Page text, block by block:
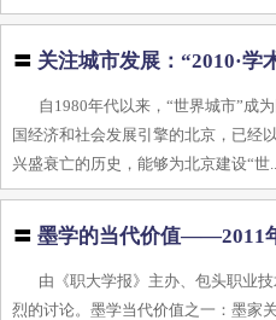
〓 关注城市发展：“2010·
自1980年代以来，“世界城市”成
国经济和社会发展引擎的北京，已经
兴盛衰亡的历史，能够为北京建设“世
〓墨学的当代价值——2011
由《职大学报》主办、包头职业
烈的讨论。墨学当代价值之一：墨家